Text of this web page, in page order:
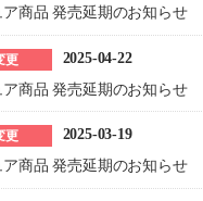
ア商品 発売延期のお知らせ
更
2025-04-22
ア商品 発売延期のお知らせ
更
2025-03-19
ア商品 発売延期のお知らせ